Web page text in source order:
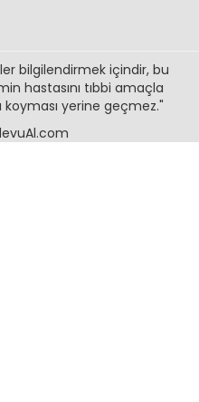
bilgilendirmek içindir, bu
hastasını tıbbi amaçla
yerine geçmez."